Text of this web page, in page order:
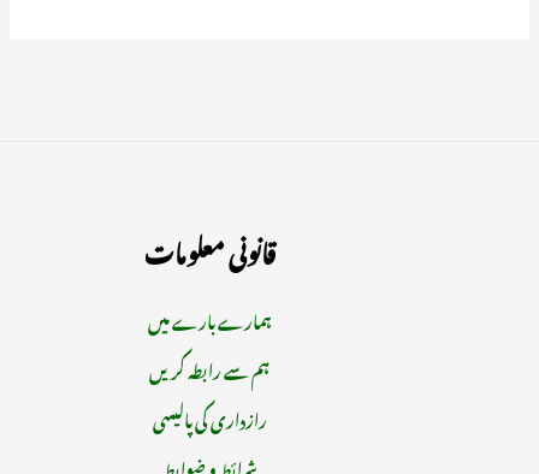
قانونی معلومات
ہمارے بارے میں
ہم سے رابطہ کریں
رازداری کی پالیسی